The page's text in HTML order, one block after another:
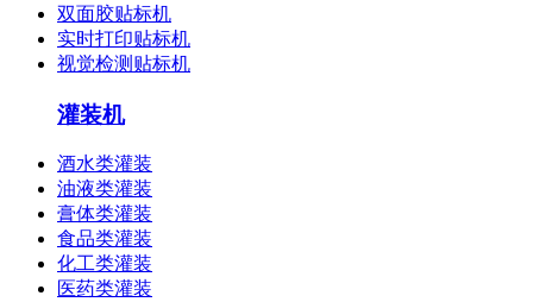
双面胶贴标机
实时打印贴标机
视觉检测贴标机
灌装机
酒水类灌装
油液类灌装
膏体类灌装
食品类灌装
化工类灌装
医药类灌装